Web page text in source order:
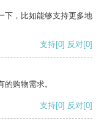
下，比如能够支持更多地
支持[0] 反对[0]
购物需求。
支持[0] 反对[0]